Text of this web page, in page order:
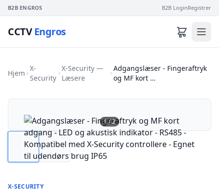
B2B ENGROS B2B LoginRegistrer
CCTVEngros
Hjem
X-
Security
X-Security —
Læsere
Adgangslæser - Fingeraftryk
og MF kort …
1/2
X-SECURITY